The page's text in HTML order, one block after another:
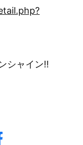
シャイン!!